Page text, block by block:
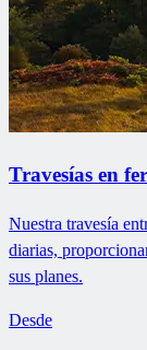
Travesías en
Nuestra travesía
diarias,
sus planes.
Desde